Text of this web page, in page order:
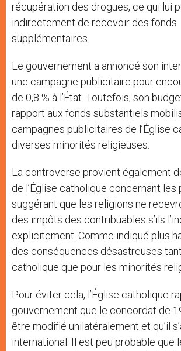
récupération des drogues, ce qui lui
indirectement de recevoir des fonds
supplémentaires.
Le gouvernement a annoncé son
une campagne publicitaire pour
de 0,8 % à l’État. Toutefois, son
rapport aux fonds substantiels
campagnes publicitaires de l’Église
diverses minorités religieuses.
La controverse provient également
de l’Église catholique concernant
suggérant que les religions ne
des impôts des contribuables s’ils
explicitement. Comme indiqué plus
des conséquences désastreuses tant
catholique que pour les minorités
Pour éviter cela, l’Église catholique
gouvernement que le concordat de
être modifié unilatéralement et qu’il
international. Il est peu probable que